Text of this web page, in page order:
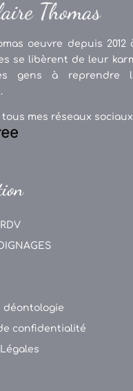
oeuvre depuis
se libèrent de leur
gens à reprendre
tous mes réseaux sociaux
déontologie
confidentialité